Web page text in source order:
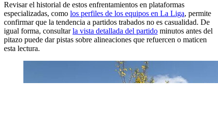
Revisar el historial de estos enfrentamientos en plataformas
especializadas, como los perfiles de los equipos en La Liga, permite
confirmar que la tendencia a partidos trabados no es casualidad. De
igual forma, consultarla vista detallada del partido minutos antes del
pitazo puede dar pistas sobre alineaciones que refuercen o maticen
esta lectura.